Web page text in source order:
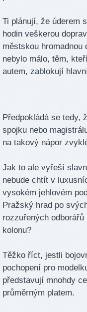
Ti plánují, že úderem
hodin veškerou
městskou hromadnou
nebylo málo, těm,
autem, zablokují
Předpokládá se tedy,
spojku nebo
na takový nápor
Jak to ale vyřeší
nebude chtít v
vysokém jehlovém
Pražský hrad po
rozzuřených
kolonu?
Těžko říct, jestli
pochopení pro
představují mnohdy
průměrným platem.